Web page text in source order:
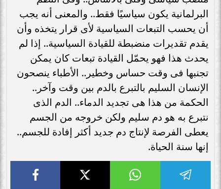
البرلمانية يكون سياسيًا فقط.. والمعنى أنه يجب
أن يحسب التبعات السياسية لأى قرار يتخذه وأن
يقدم تقديرات منضبطة للقيادة السياسية.. إذا لم
يحدث هذا فهو يحمّل القيادة تبعات كان يمكن
تجنبها فى وقت حساس وخطير.. الأطباء ينصحون
الإنسان السليم بالتبرع بالدم بين وقت وآخر..
الحكمة من هذا هى تجديد الدماء.. الدم الذى
نتبرع به هو دم سليم ولكن خروجه من الجسم
يعطى الفرصة لإنتاج دم جديد أكثر إفادة للجسم..
إنها سنة الحياة.